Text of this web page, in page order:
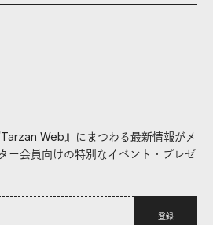
Web』にまつわる最新情報がメ
ー会員向けの特別なイベント・プレゼ
登録